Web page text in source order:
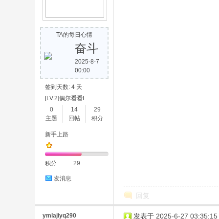
TA的每日心情
奋斗
2025-8-7
00:00
签到天数: 4 天
[LV.2]偶尔看看I
0
主题
14
回帖
29
积分
新手上路
积分 29
发消息
回复
ymlajiyq290 发表于 2025-6-27 03:35:15